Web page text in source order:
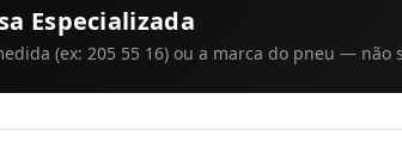
Especializada
(ex: 205 55 16) ou a marca do pneu — não